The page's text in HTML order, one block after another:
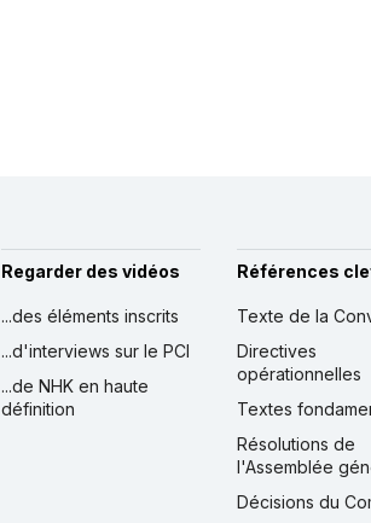
Regarder des vidéos
...des éléments inscrits
...d'interviews sur le PCI
...de NHK en haute
définition
Références
Texte de la
Directives
opérationnelles
Textes
Résolutions de
l'Assemblée
Décisions du